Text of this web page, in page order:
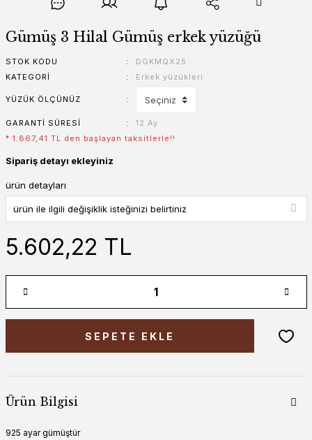
Gümüş 3 Hilal Gümüş erkek yüzüğü
STOK KODU
DGKMQX25
KATEGORI
Erkek yüzükleri
YÜZÜK ÖLÇÜNÜZ
GARANTI SÜRESI
12 Ay
* 1.867,41 TL den başlayan taksitlerle!!
Sipariş detayı ekleyiniz
ürün detayları
5.602,22 TL
SEPETE EKLE
Ürün Bilgisi
925 ayar gümüştür